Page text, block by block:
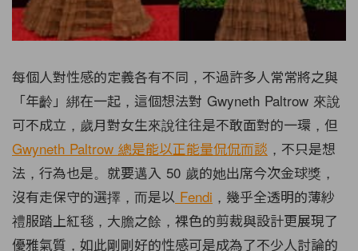
每個人對性感的定義各有不同，不過許多人常常將之與
「年齡」綁在一起，這個想法對 Gwyneth Paltrow 來說
可不成立，歲月對女生來說往往是不敢面對的一環，但
Gwyneth Paltrow 總是能以正能量侃侃而談 ，不只是想
法，行為也是。就要邁入 50 歲的她出席今次金球獎，
沒有走保守的選擇，而是以 Fendi ，幾乎全透明的薄紗
禮服踏上紅毯，大膽之餘，裸色的剪裁與設計更展現了
優雅氣質，如此剛剛好的性感可是成為了不少人討論的